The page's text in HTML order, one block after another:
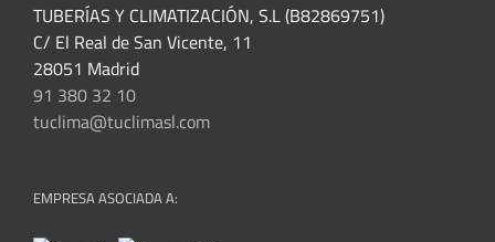
TUBERÍAS Y CLIMATIZACIÓN, S.L (B82869751)
C/ El Real de San Vicente, 11
28051 Madrid
91 380 32 10
tuclima@tuclimasl.com
EMPRESA ASOCIADA A: